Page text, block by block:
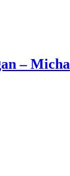
– Micha